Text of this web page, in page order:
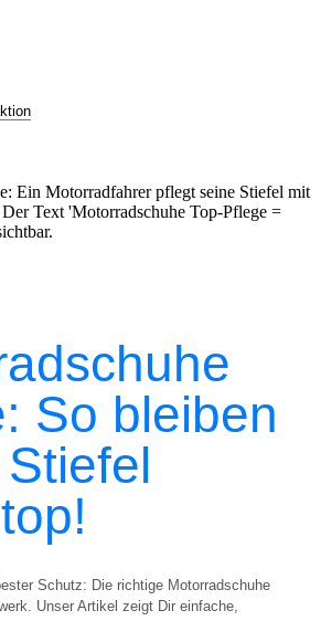
So bleiben
Schutz: Die richtige Motorradschuhe
Unser Artikel zeigt Dir einfache,